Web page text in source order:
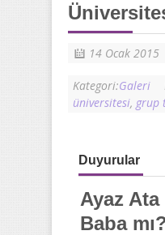
14 Ocak 2015
Kategori:Galeri
üniversitesi, grup
Duyurular
Ayaz Ata
Baba